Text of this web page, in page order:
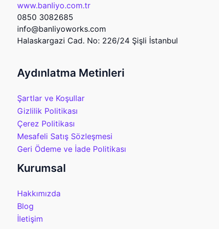
www.banliyo.com.tr
0850 3082685
info@banliyoworks.com
Halaskargazi Cad. No: 226/24 Şişli İstanbul
Aydınlatma Metinleri
Şartlar ve Koşullar
Gizlilik Politikası
Çerez Politikası
Mesafeli Satış Sözleşmesi
Geri Ödeme ve İade Politikası
Kurumsal
Hakkımızda
Blog
İletişim